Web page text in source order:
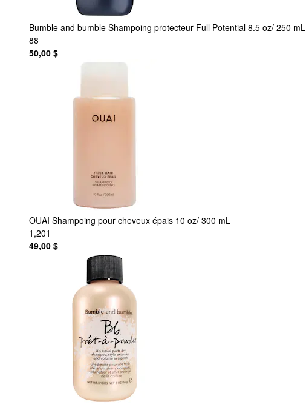
Bumble and bumble Shampoing protecteur Full Potential 8.5 oz/ 250 mL
88
50,00 $
OUAI Shampoing pour cheveux épais 10 oz/ 300 mL
1,201
49,00 $